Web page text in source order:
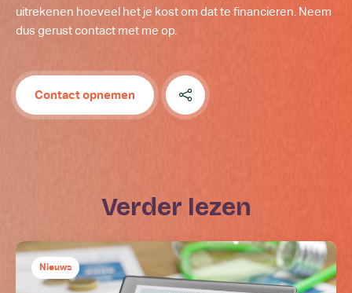
uitrekenen hoeveel het je kost om dat te financieren. Neem
dus gerust contact met me op.
Contact opnemen
verder lezen
Nieuws